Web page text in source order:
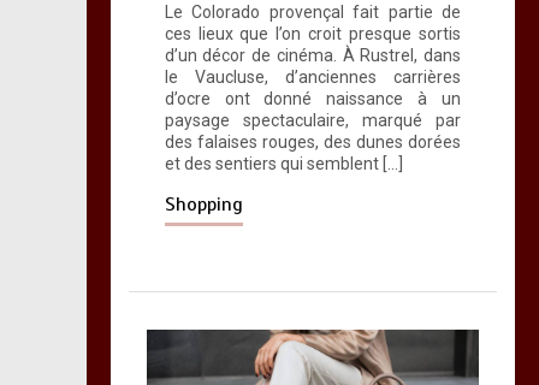
Le Colorado provençal fait partie de
ces lieux que l’on croit presque sortis
d’un décor de cinéma. À Rustrel, dans
le Vaucluse, d’anciennes carrières
d’ocre ont donné naissance à un
paysage spectaculaire, marqué par
des falaises rouges, des dunes dorées
et des sentiers qui semblent […]
Shopping